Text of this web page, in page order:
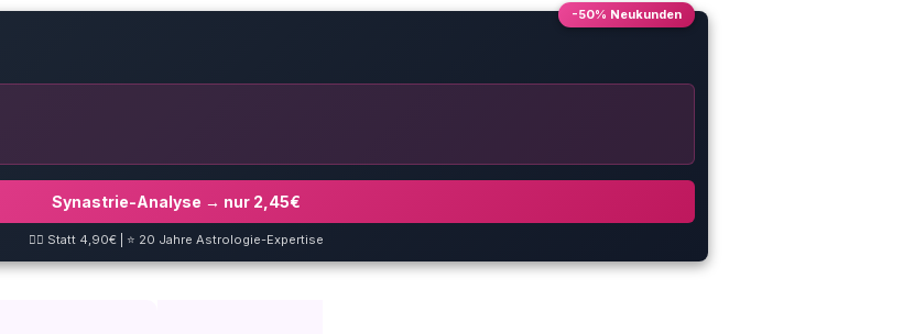
-50% Neukunden
Synastrie-Analyse → nur 2,45€
❤️‍🔥 Statt 4,90€ | ⭐ 20 Jahre Astrologie-Expertise